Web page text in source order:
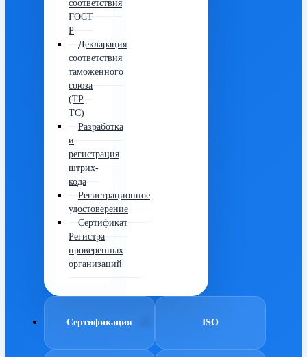
соответствия
ГОСТ
Р
Декларация
соответствия
таможенного
союза
(ТР
ТС)
Разработка
и
регистрация
штрих-
кода
Регистрационное
удостоверение
Сертификат
Регистра
проверенных
организаций
Сертификация ISO